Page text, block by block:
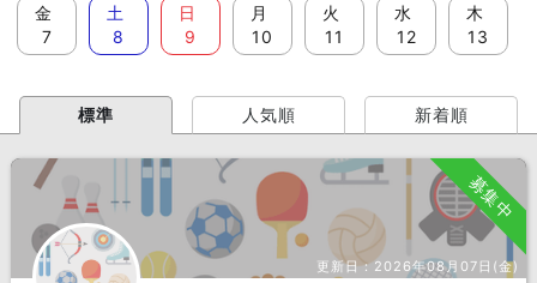
金
7
土
8
日
9
月
10
火
11
水
12
木
13
標準 人気順 新着順
募集中
更新日：2026年08月07日(金)